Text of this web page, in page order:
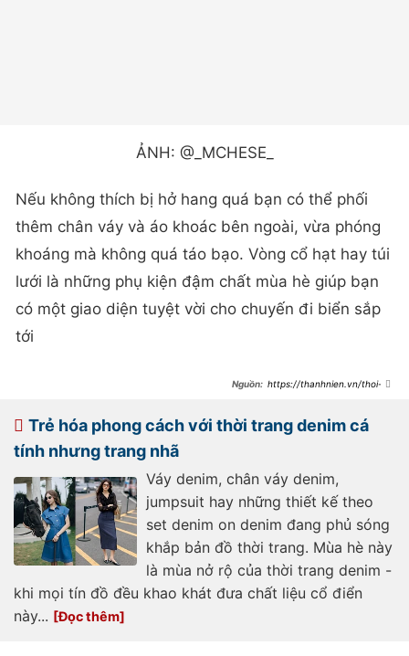
ẢNH: @_MCHESE_
Nếu không thích bị hở hang quá bạn có thể phối
thêm chân váy và áo khoác bên ngoài, vừa phóng
khoáng mà không quá táo bạo. Vòng cổ hạt hay túi
lưới là những phụ kiện đậm chất mùa hè giúp bạn
có một giao diện tuyệt vời cho chuyến đi biển sắp
tới
https://thanhnien.vn/thoi-
185250714165717946.htm
Trẻ hóa phong cách với thời trang denim cá
tính nhưng trang nhã
Váy denim, chân váy denim,
jumpsuit hay những thiết kế theo
set denim on denim đang phủ sóng
khắp bản đồ thời trang. Mùa hè này
là mùa nở rộ của thời trang denim -
khi mọi tín đồ đều khao khát đưa chất liệu cổ điển
này...